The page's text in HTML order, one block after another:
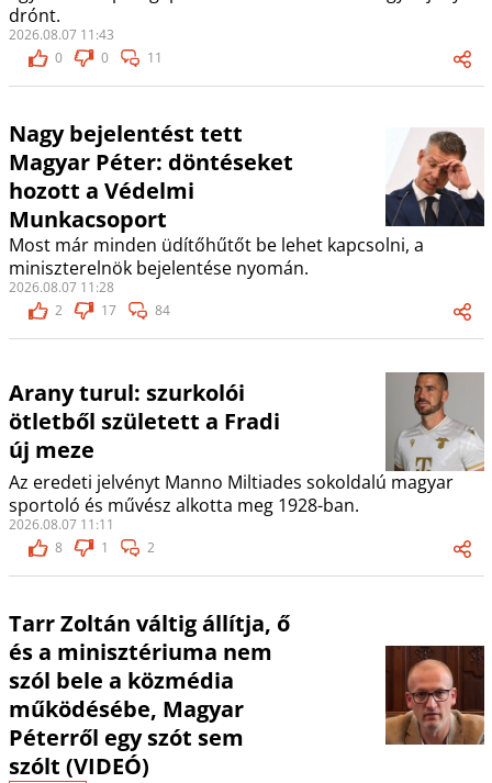
drónt.
2026.08.07 11:43
0
0 11
Nagy bejelentést tett
Magyar Péter: döntéseket
hozott a Védelmi
Munkacsoport
Most már minden üdítőhűtőt be lehet kapcsolni, a
miniszterelnök bejelentése nyomán.
2026.08.07 11:28
2
17 84
Arany turul: szurkolói
ötletből született a Fradi
új meze
Az eredeti jelvényt Manno Miltiades sokoldalú magyar
sportoló és művész alkotta meg 1928-ban.
2026.08.07 11:11
8
1 2
Tarr Zoltán váltig állítja, ő
és a minisztériuma nem
szól bele a közmédia
működésébe, Magyar
Péterről egy szót sem
szólt (VIDEÓ)